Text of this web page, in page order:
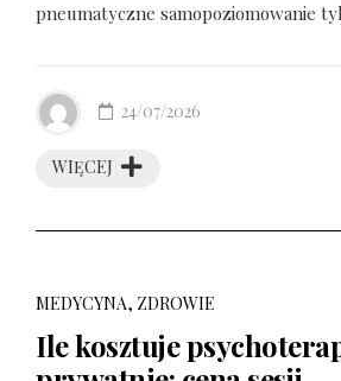
pneumatyczne samopoziomowanie
WIĘCEJ
24/07/2026
MEDYCYNA, ZDROWIE
Ile kosztuje